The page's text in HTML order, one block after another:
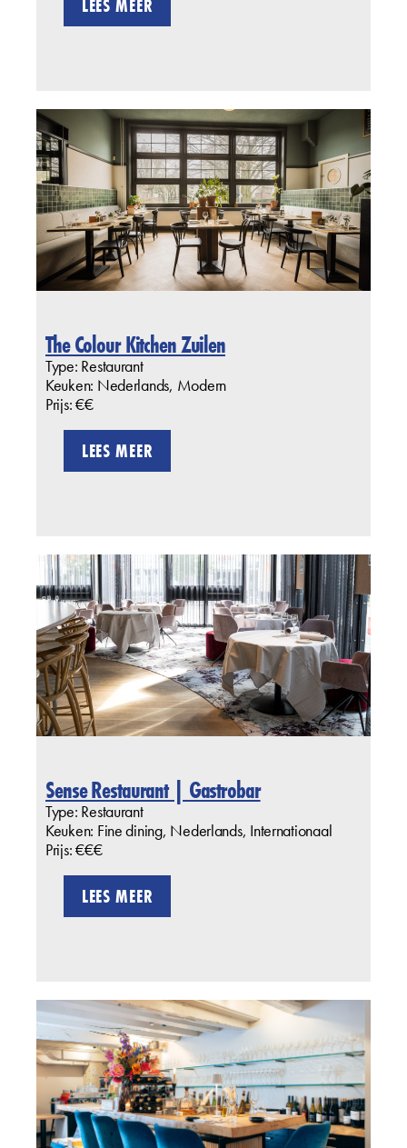
LEES MEER
The Colour Kitchen Zuilen
Type: Restaurant
Keuken: Nederlands, Modern
Prijs: €€
LEES MEER
Sense Restaurant | Gastrobar
Type: Restaurant
Keuken: Fine dining, Nederlands, Internationaal
Prijs: €€€
LEES MEER